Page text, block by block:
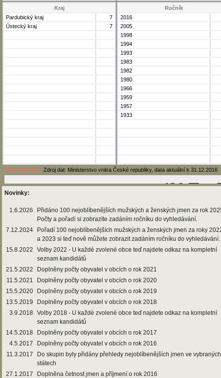
Kraj
Pardubický kraj
7
Ústecký kraj
7
Ročník
2016
2005
1998
1994
1993
1983
1982
1980
1966
1959
1957
1933
Verze pro tisk Zdroj dat: Ministerstvo vnitra České republiky, data aktuální k 31.12.2016
Novinky:
1.6.2026
Přidáno 100 nejoblíbenějších mužských a ženských jmen za rok
Počty a pořadí si zobrazíte zadáním ročníku do vyhledávání.
7.12.2024
Pořadí 100 nejoblíbenějších mužských a ženských jmen za roky
a 2023 si teď nově můžete zobrazit zadáním ročníku do vyhledávání.
15.8.2022
Volby 2022 - U každé zvolené obce teď najdete odkaz na kompletní
seznam kandidátů
21.5.2022
Doplněny počty obyvatel v obcích o rok 2021
11.5.2021
Doplněny počty obyvatel v obcích o rok 2020
15.5.2020
Doplněny počty obyvatel v obcích o rok 2019
13.5.2019
Doplněny počty obyvatel v obcích o rok 2018
3.9.2018 Volby 2018 - U každé zvolené obce teď najdete odkaz na kompletní
seznam kandidátů
14.5.2018
Doplněny počty obyvatel v obcích o rok 2017
4.5.2017
Doplněny počty obyvatel v obcích o rok 2016
11.3.2017
Do skupin byly přidány přehledy nejoblíbenějších jmen ve vybraných
státech
27.1.2017
Doplněna četnost jmen a příjmení o rok 2016